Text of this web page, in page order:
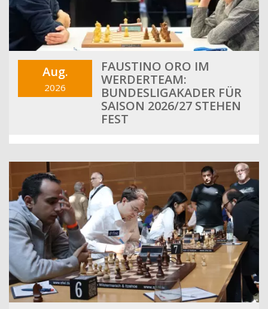
Aug.
2026
FAUSTINO ORO IM
WERDERTEAM:
BUNDESLIGAKADER FÜR
SAISON 2026/27 STEHEN
FEST